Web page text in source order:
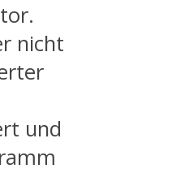
nicht
und